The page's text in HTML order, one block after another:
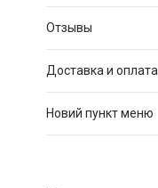
Отзывы
Доставка и оплата
Новий пункт меню